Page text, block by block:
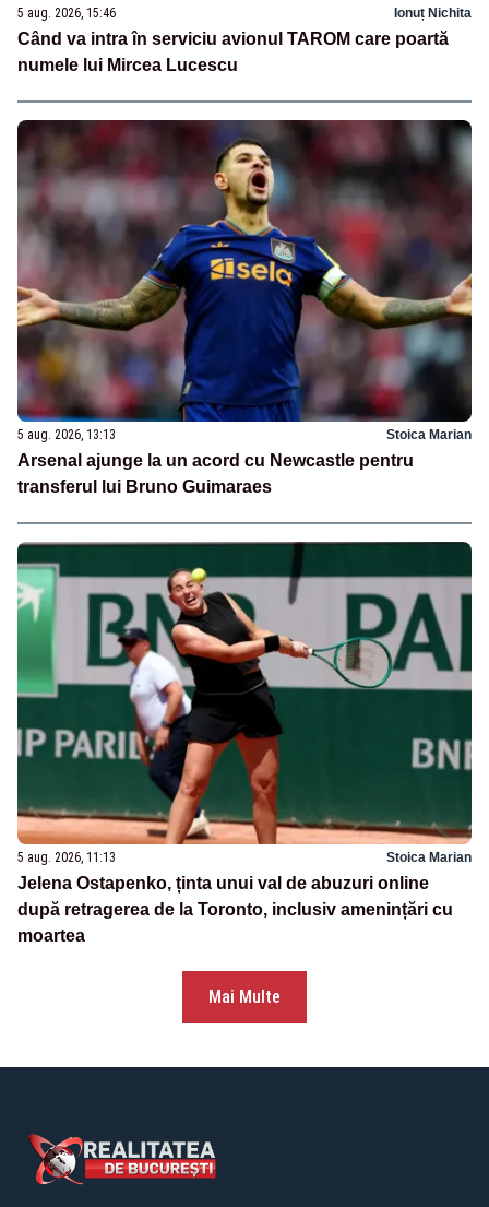
5 aug. 2026, 15:46 Ionuț Nichita
Când va intra în serviciu avionul TAROM care poartă
numele lui Mircea Lucescu
5 aug. 2026, 13:13 Stoica Marian
Arsenal ajunge la un acord cu Newcastle pentru
transferul lui Bruno Guimaraes
5 aug. 2026, 11:13 Stoica Marian
Jelena Ostapenko, ținta unui val de abuzuri online
după retragerea de la Toronto, inclusiv amenințări cu
moartea
Mai Multe